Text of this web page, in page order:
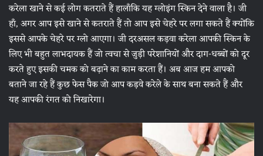
करेला खाने से कई लोग कतराते हैं हालाँकि यह ग्लोइंग स्किन देने वाला है। जी
हाँ, अगर आप इसे खाने से कतराते हैं तो आप इसे चेहरे पर लगा सकते हैं क्योंकि
इससे आपके चेहरे पर ग्लो आएगा। जी दरअसल कड़वा करेला आपकी स्किन के
लिए भी बहुत लाभदायक हैं जो त्वचा से जुड़ी परेशानियों और दाग-धब्बों को दूर
करते हुए इसकी चमक को बढ़ाने का काम करता हैं। अब आज हम आपको
बताने जा रहे हैं कुछ फेस पैक जो आप कड़वे करेले के साथ बना सकते हैं और
यह आपकी रंगत को निखारेगा।